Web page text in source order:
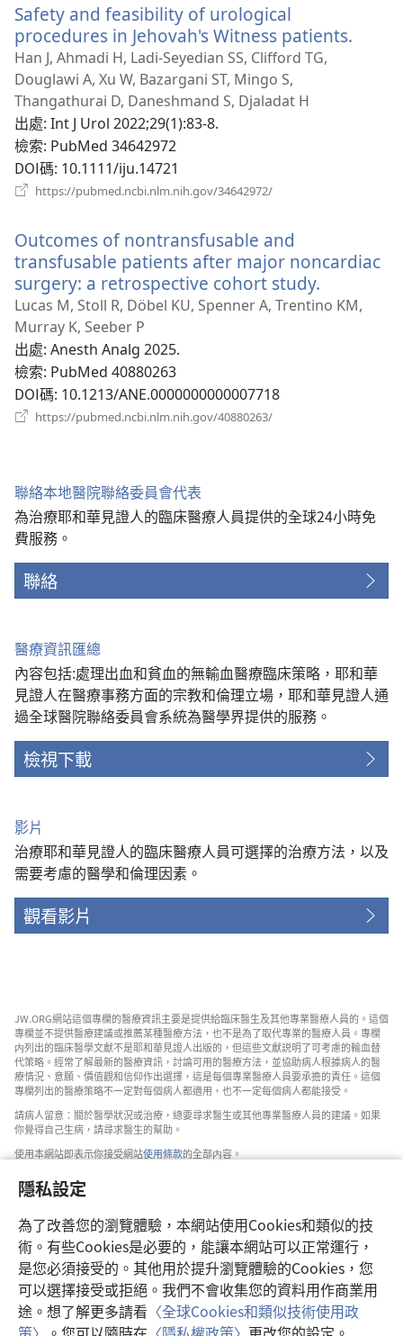
隱私設定
為了改善您的瀏覽體驗，本網站使用Cookies和類似的技
術。有些Cookies是必要的，能讓本網站可以正常運行，
是您必須接受的。其他用於提升瀏覽體驗的Cookies，您
可以選擇接受或拒絕。我們不會收集您的資料用作商業用
途。想了解更多請看 〈全球Cookies和類似技術使用政
視
窗）
Safety and feasibility of urological
procedures in Jehovah's Witness patients.
Han J, Ahmadi H, Ladi-Seyedian SS, Clifford TG,
Douglawi A, Xu W, Bazargani ST, Mingo S,
Thangathurai D, Daneshmand S, Djaladat H
出處‎: Int J Urol 2022;29(1):83-8.
檢索‎: PubMed 34642972
DOI碼‎: 10.1111/iju.14721
https://pubmed.ncbi.nlm.nih.gov/34642972/
視
窗）
Outcomes of nontransfusable and
transfusable patients after major noncardiac
surgery: a retrospective cohort study.
啟
Lucas M, Stoll R, Döbel KU, Spenner A, Trentino KM,
Murray K, Seeber P
出處‎: Anesth Analg 2025.
檢索‎: PubMed 40880263
DOI碼‎: 10.1213/ANE.0000000000007718
https://pubmed.ncbi.nlm.nih.gov/40880263/
聯絡本地醫院聯絡委員會代表
為治療耶和華見證人的臨床醫療人員提供的全球24小時免
費服務。
聯絡
醫療資訊匯總
內容包括:處理出血和貧血的無輸血醫療臨床策略，耶和華
見證人在醫療事務方面的宗教和倫理立場，耶和華見證人通
過全球醫院聯絡委員會系統為醫學界提供的服務。
檢視下載
影片
治療耶和華見證人的臨床醫療人員可選擇的治療方法，以及
需要考慮的醫學和倫理因素。
觀看影片
JW.ORG網站這個專欄的醫療資訊主要是提供給臨床醫生及其他專業醫療人員的。這個
專欄並不提供醫療建議或推薦某種醫療方法，也不是為了取代專業的醫療人員。專欄
内列出的臨床醫學文獻不是耶和華見證人出版的，但這些文獻説明了可考慮的輸血替
代策略。經常了解最新的醫療資訊，討論可用的醫療方法，並協助病人根據病人的醫
療情況、意願、價值觀和信仰作出選擇，這是每個專業醫療人員要承擔的責任。這個
專欄列出的醫療策略不一定對每個病人都適用，也不一定每個病人都能接受。
請病人留意：關於醫學狀況或治療，總要尋求醫生或其他專業醫療人員的建議。如果
你覺得自己生病，請尋求醫生的幫助。
使用本網站即表示你接受網站使用條款的全部内容。
設定外觀
Copyright© 2026 Watch Tower Bible and Tract Society of Pennsylvania.